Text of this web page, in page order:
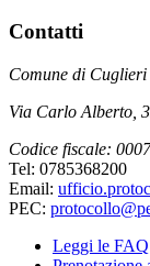
Contatti
Comune di Cuglieri
Via Carlo Alberto,
Codice fiscale:
Tel: 0785368200
Email:
PEC:
Leggi le FAQ